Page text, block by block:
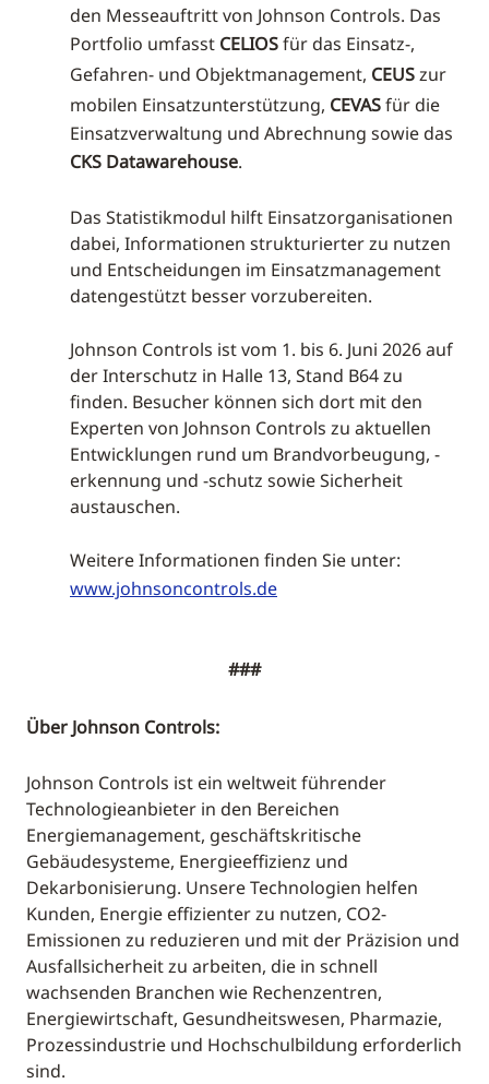
den Messeauftritt von Johnson Controls. Das
Portfolio umfasst CELIOSfür das Einsatz-,
Gefahren- und Objektmanagement, CEUSzur
mobilen Einsatzunterstützung, CEVASfür die
Einsatzverwaltung und Abrechnung sowie das
CKS Datawarehouse.
Das Statistikmodul hilft Einsatzorganisationen
dabei, Informationen strukturierter zu nutzen
und Entscheidungen im Einsatzmanagement
datengestützt besser vorzubereiten.
Johnson Controls ist vom 1. bis 6. Juni 2026 auf
der Interschutz in Halle 13, Stand B64 zu
finden. Besucher können sich dort mit den
Experten von Johnson Controls zu aktuellen
Entwicklungen rund um Brandvorbeugung, -
erkennung und -schutz sowie Sicherheit
austauschen.
Weitere Informationen finden Sie unter:
www.johnsoncontrols.de
###
Über Johnson Controls:
Johnson Controls ist ein weltweit führender
Technologieanbieter in den Bereichen
Energiemanagement, geschäftskritische
Gebäudesysteme, Energieeffizienz und
Dekarbonisierung. Unsere Technologien helfen
Kunden, Energie effizienter zu nutzen, CO2-
Emissionen zu reduzieren und mit der Präzision und
Ausfallsicherheit zu arbeiten, die in schnell
wachsenden Branchen wie Rechenzentren,
Energiewirtschaft, Gesundheitswesen, Pharmazie,
Prozessindustrie und Hochschulbildung erforderlich
sind.